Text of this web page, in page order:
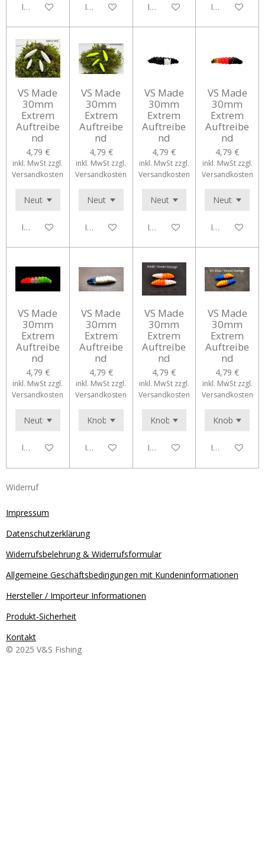
In den WarenkorbIn den WarenkorbIn den WarenkorbIn den
VS Made
30mm
Extrem
Auftreibe
nd
4,79 €
inkl. MwSt zzgl.
Versandkosten
In den Warenkorb
VS Made
30mm
Extrem
Auftreibe
nd
4,79 €
inkl. MwSt zzgl.
Versandkosten
In den Warenkorb
VS Made
30mm
Extrem
Auftreibe
nd
4,79 €
inkl. MwSt zzgl.
Versandkosten
In den Warenkorb
VS Made
30mm
Extrem
Auftreibe
nd
4,79 €
inkl. MwSt zzgl.
Versandkosten
In den
VS Made
30mm
Extrem
Auftreibe
nd
4,79 €
inkl. MwSt zzgl.
Versandkosten
In den Warenkorb
VS Made
30mm
Extrem
Auftreibe
nd
4,79 €
inkl. MwSt zzgl.
Versandkosten
In den Warenkorb
VS Made
30mm
Extrem
Auftreibe
nd
4,79 €
inkl. MwSt zzgl.
Versandkosten
In den Warenkorb
VS Made
30mm
Extrem
Auftreibe
nd
4,79 €
inkl. MwSt zzgl.
Versandkosten
In den
Widerruf
Impressum
Datenschutzerklärung
Widerrufsbelehrung & Widerrufsformular
Allgemeine Geschäftsbedingungen mit Kundeninformationen
Hersteller / Importeur Informationen
Produkt-Sicherheit
Kontakt
© 2025 V&S Fishing